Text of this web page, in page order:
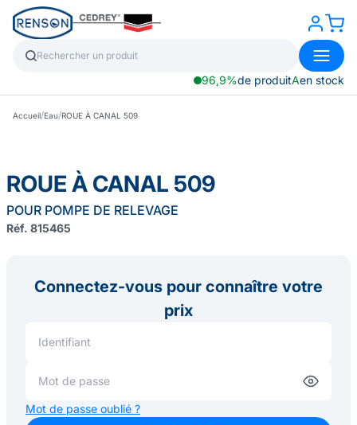
96,9%de produitAen stock
Accueil/Eau/ROUE À CANAL 509
ROUE À CANAL 509
POUR POMPE DE RELEVAGE
Réf. 815465
Connectez-vous pour connaître votre
prix
Mot de passe oublié ?